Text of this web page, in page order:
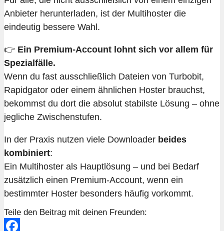
Anbieter herunterladen, ist der Multihoster die
eindeutig bessere Wahl.
👉 Ein Premium-Account lohnt sich vor allem für
Spezialfälle.
Wenn du fast ausschließlich Dateien von Turbobit,
Rapidgator oder einem ähnlichen Hoster brauchst,
bekommst du dort die absolut stabilste Lösung – ohne
jegliche Zwischenstufen.
In der Praxis nutzen viele Downloader beides
kombiniert:
Ein Multihoster als Hauptlösung – und bei Bedarf
zusätzlich einen Premium-Account, wenn ein
bestimmter Hoster besonders häufig vorkommt.
Teile den Beitrag mit deinen Freunden: